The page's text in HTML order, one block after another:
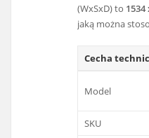
(WxSxD) to 1534
jaką można
Cecha
Model
SKU